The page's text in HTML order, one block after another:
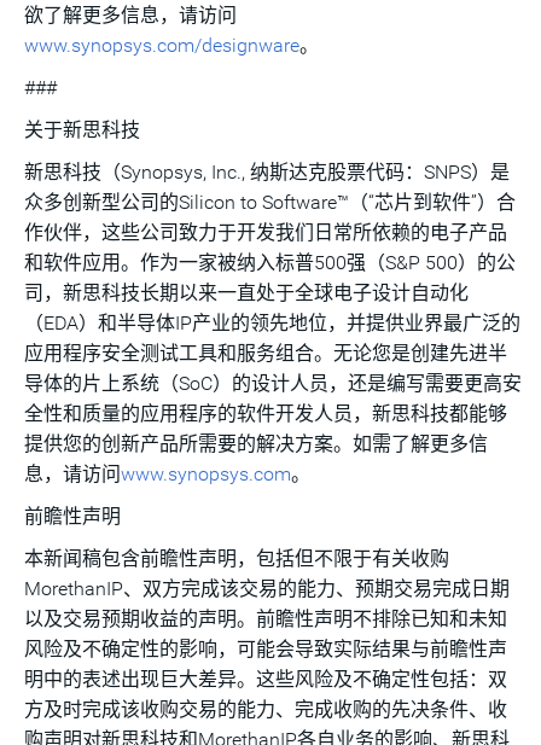
欲了解更多信息，请访问
www.synopsys.com/designware。
###
关于新思科技
新思科技（Synopsys, Inc., 纳斯达克股票代码：SNPS）是
众多创新型公司的Silicon to Software™（“芯片到软件”）合
作伙伴，这些公司致力于开发我们日常所依赖的电子产品
和软件应用。作为一家被纳入标普500强（S&P 500）的公
司，新思科技长期以来一直处于全球电子设计自动化
（EDA）和半导体IP产业的领先地位，并提供业界最广泛的
应用程序安全测试工具和服务组合。无论您是创建先进半
导体的片上系统（SoC）的设计人员，还是编写需要更高安
全性和质量的应用程序的软件开发人员，新思科技都能够
提供您的创新产品所需要的解决方案。如需了解更多信
息，请访问www.synopsys.com。
前瞻性声明
本新闻稿包含前瞻性声明，包括但不限于有关收购
MorethanIP、双方完成该交易的能力、预期交易完成日期
以及交易预期收益的声明。前瞻性声明不排除已知和未知
风险及不确定性的影响，可能会导致实际结果与前瞻性声
明中的表述出现巨大差异。这些风险及不确定性包括：双
方及时完成该收购交易的能力、完成收购的先决条件、收
购声明对新思科技和MorethanIP各自业务的影响、新思科